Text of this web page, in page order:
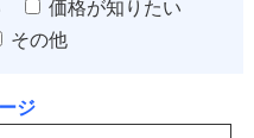
価格が知りたい
その他
ジ